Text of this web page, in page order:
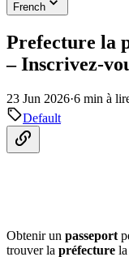
French
Prefecture la
– Inscrivez-
23 Jun 2026·6 min à
Default
Obtenir un passeport
trouver la préfecture